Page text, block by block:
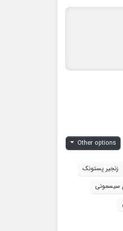
Other options
زنجیر پستونک
سیسمونی